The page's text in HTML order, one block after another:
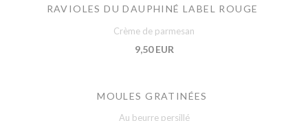
RAVIOLES DU DAUPHINÉ LABEL ROUGE
Crème de parmesan
9,50 EUR
MOULES GRATINÉES
Au beurre persillé